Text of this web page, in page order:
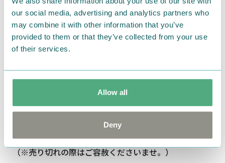
our social media, advertising and analytics partners who
may combine it with other information that you’ve
provided to them or that they’ve collected from your use
of their services.
Allow all
Deny
[サイズ]約H25×W25cm
[発売元]宮本株式会社
（※売り切れの際はご容赦くださいませ。）